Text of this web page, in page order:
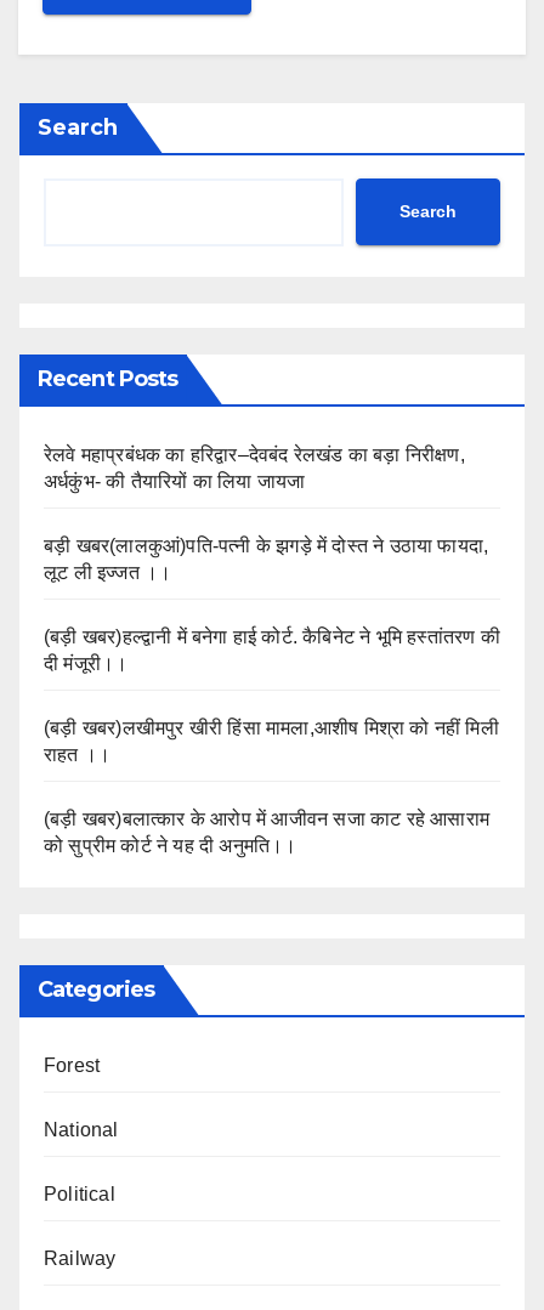
Search
Search
Recent Posts
रेलवे महाप्रबंधक का हरिद्वार–देवबंद रेलखंड का बड़ा निरीक्षण,
अर्धकुंभ- की तैयारियों का लिया जायजा
बड़ी खबर(लालकुआं)पति-पत्नी के झगड़े में दोस्त ने उठाया फायदा,
लूट ली इज्जत ।।
(बड़ी खबर)हल्द्वानी में बनेगा हाई कोर्ट. कैबिनेट ने भूमि हस्तांतरण की
दी मंजूरी।।
(बड़ी खबर)लखीमपुर खीरी हिंसा मामला,आशीष मिश्रा को नहीं मिली
राहत ।।
(बड़ी खबर)बलात्कार के आरोप में आजीवन सजा काट रहे आसाराम
को सुप्रीम कोर्ट ने यह दी अनुमति।।
Categories
Forest
National
Political
Railway